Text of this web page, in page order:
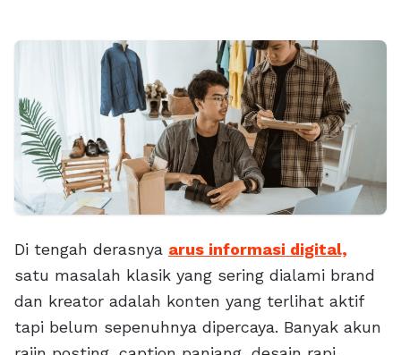
Di tengah derasnya arus informasi digital,
satu masalah klasik yang sering dialami brand
dan kreator adalah konten yang terlihat aktif
tapi belum sepenuhnya dipercaya. Banyak akun